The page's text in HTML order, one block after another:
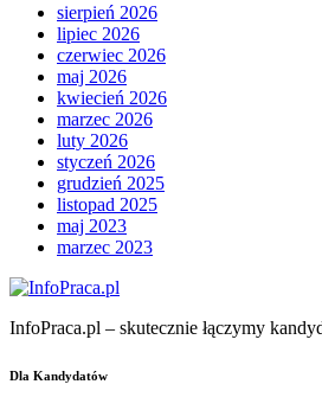
sierpień 2026
lipiec 2026
czerwiec 2026
maj 2026
kwiecień 2026
marzec 2026
luty 2026
styczeń 2026
grudzień 2025
listopad 2025
maj 2023
marzec 2023
InfoPraca.pl – skutecznie łączymy
Dla Kandydatów